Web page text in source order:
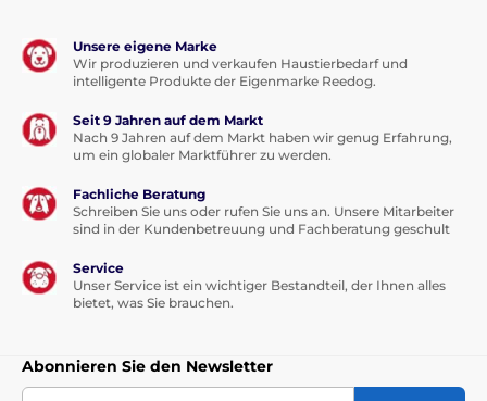
Unsere eigene Marke
Wir produzieren und verkaufen Haustierbedarf und
intelligente Produkte der Eigenmarke Reedog.
Seit 9 Jahren auf dem Markt
Nach 9 Jahren auf dem Markt haben wir genug Erfahrung,
um ein globaler Marktführer zu werden.
Fachliche Beratung
Schreiben Sie uns oder rufen Sie uns an. Unsere Mitarbeiter
sind in der Kundenbetreuung und Fachberatung geschult
Service
Unser Service ist ein wichtiger Bestandteil, der Ihnen alles
bietet, was Sie brauchen.
Abonnieren Sie den Newsletter